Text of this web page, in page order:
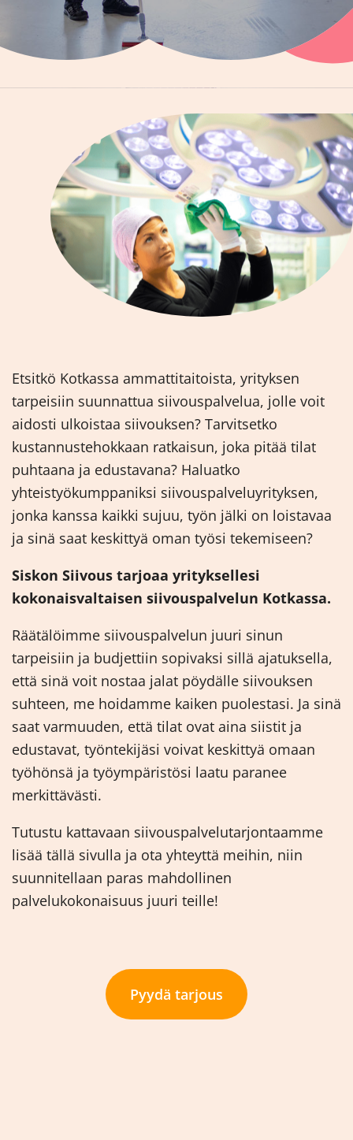
Etsitkö Kotkassa ammattitaitoista, yrityksen
tarpeisiin suunnattua siivouspalvelua, jolle voit
aidosti ulkoistaa siivouksen? Tarvitsetko
kustannustehokkaan ratkaisun, joka pitää tilat
puhtaana ja edustavana? Haluatko
yhteistyökumppaniksi siivouspalveluyrityksen,
jonka kanssa kaikki sujuu, työn jälki on loistavaa
ja sinä saat keskittyä oman työsi tekemiseen?
Siskon Siivous tarjoaa yrityksellesi
kokonaisvaltaisen siivouspalvelun Kotkassa.
Räätälöimme siivouspalvelun juuri sinun
tarpeisiin ja budjettiin sopivaksi sillä ajatuksella,
että sinä voit nostaa jalat pöydälle siivouksen
suhteen, me hoidamme kaiken puolestasi. Ja sinä
saat varmuuden, että tilat ovat aina siistit ja
edustavat, työntekijäsi voivat keskittyä omaan
työhönsä ja työympäristösi laatu paranee
merkittävästi.
Tutustu kattavaan siivouspalvelutarjontaamme
lisää tällä sivulla ja ota yhteyttä meihin, niin
suunnitellaan paras mahdollinen
palvelukokonaisuus juuri teille!
Pyydä tarjous